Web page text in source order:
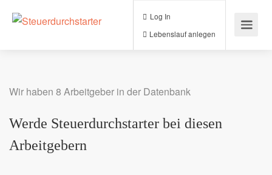
Lebenslauf anlegen
Wir haben 8 Arbeitgeber in der Datenbank
Werde Steuerdurchstarter bei diesen
Arbeitgebern